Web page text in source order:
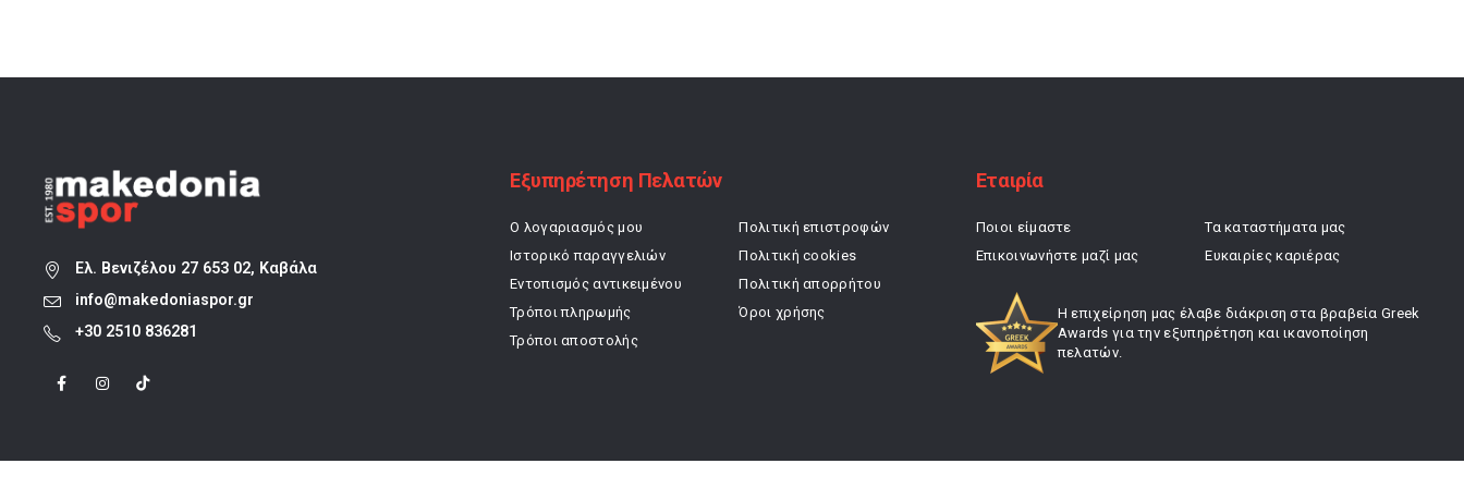
Ελ. Βενιζέλου 27 653 02, Καβάλα
info@makedoniaspor.gr
+30 2510 836281
Εξυπηρέτηση Πελατών
Ο λογαριασμός μου
Ιστορικό παραγγελιών
Εντοπισμός αντικειμένου
Τρόποι πληρωμής
Τρόποι αποστολής
Πολιτική επιστροφών
Πολιτική cookies
Πολιτική απορρήτου
Όροι χρήσης
Εταιρία
Ποιοι είμαστε
Επικοινωνήστε μαζί μας
Τα καταστήματα μας
Ευκαιρίες καριέρας
Η επιχείρηση μας έλαβε διάκριση στα βραβεία Greek
Awards για την εξυπηρέτηση και ικανοποίηση
πελατών.